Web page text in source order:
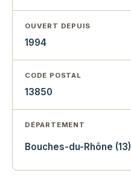
OUVERT DEPUIS
1994
CODE POSTAL
13850
DÉPARTEMENT
Bouches-du-Rhône (13)